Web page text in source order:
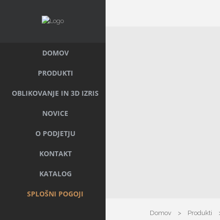
DOMOV
PRODUKTI
OBLIKOVANJE IN 3D IZRIS
NOVICE
O PODJETJU
KONTAKT
KATALOG
SPLOŠNI POGOJI
Domov > Produkti